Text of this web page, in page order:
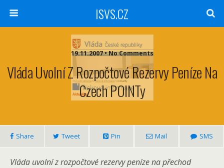
ISVS.CZ
19.11.2007 • No Comments
Vláda Uvolní Z Rozpočtové Rezervy Peníze Na
Czech POINTy
Share Tweet Pin Mail SMS
Vláda uvolní z rozpočtové rezervy peníze na přechod